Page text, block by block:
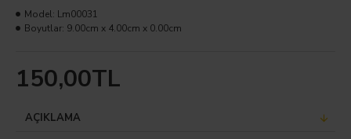
150,00TL
Model: Lm00031
Boyutlar: 9.00cm x 4.00cm x 0.00cm
AÇIKLAMA